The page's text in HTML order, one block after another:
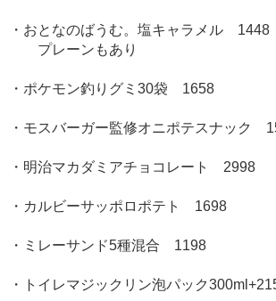
・おとなのばうむ。塩キャラメル 1448
プレーンもあり
・ポケモン釣りグミ30袋 1658
・モスバーガー監修オニポテスナック
・明治マカダミアチョコレート 2998
・カルビーサッポロポテト 1698
・ミレーサンド5種混合 1198
・トイレマジックリン泡パック